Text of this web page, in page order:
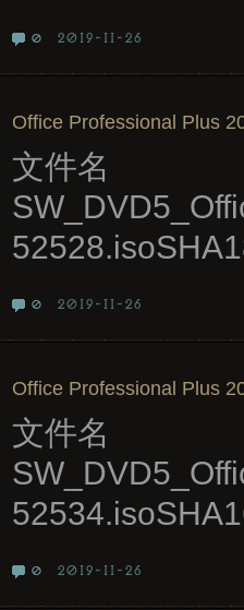
0 2019-11-26
Office Professional Plus
文件名
0 2019-11-26
Office Professional Plus
文件名
0 2019-11-26